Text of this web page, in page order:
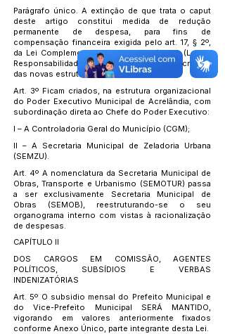
Parágrafo único. A extinção de que trata o caput
deste artigo constitui medida de redução
permanente de despesa, para fins de
compensação financeira exigida pelo art. 17, § 2º,
da Lei Complementar Federal nº 101/2000 (Lei de
Responsabilidade Fiscal), viabilizando a criação
das novas estruturas previstas nesta Lei.
Art. 3º Ficam criados, na estrutura organizacional
do Poder Executivo Municipal de Acrelândia, com
subordinação direta ao Chefe do Poder Executivo:
I – A Controladoria Geral do Município (CGM);
II – A Secretaria Municipal de Zeladoria Urbana
(SEMZU).
Art. 4º A nomenclatura da Secretaria Municipal de
Obras, Transporte e Urbanismo (SEMOTUR) passa
a ser exclusivamente Secretaria Municipal de
Obras (SEMOB), reestruturando-se o seu
organograma interno com vistas à racionalização
de despesas.
CAPÍTULO II
DOS CARGOS EM COMISSÃO, AGENTES
POLÍTICOS, SUBSÍDIOS E VERBAS
INDENIZATÓRIAS
Art. 5º O subsidio mensal do Prefeito Municipal e
do Vice-Prefeito Municipal SERÁ MANTIDO,
vigorando em valores anteriormente fixados
conforme Anexo Único, parte integrante desta Lei.